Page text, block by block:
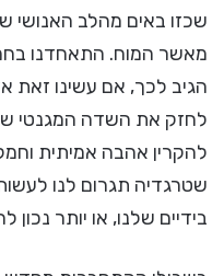
שכזו באים מהלב האנושי
מאשר המוח. התאחדנו
הגיב לכך, אם עשינו זאת
לחזק את השדה המגנטי
להקרין אהבה אמיתית
שטרגדיה תגרום לנו
בידיים שלנו, או יותר נכון